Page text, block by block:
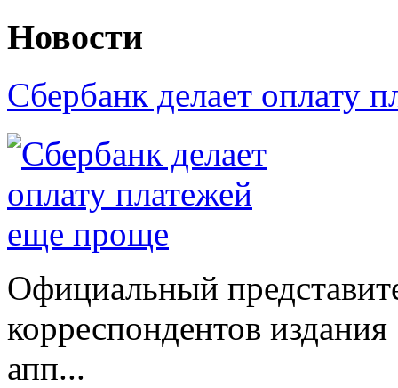
Новости
Сбербанк делает
Официальный
корреспондентов
апп...